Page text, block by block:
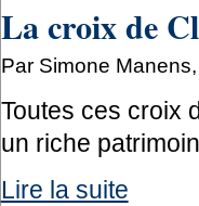
La croix de
Par Simone
Toutes ces croix
un riche
Lire la suite